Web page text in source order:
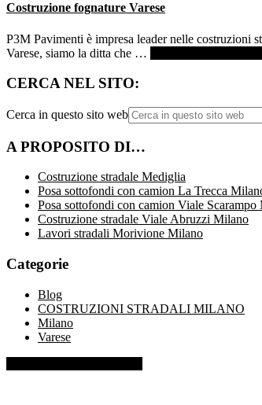
Costruzione fognature Varese
P3M Pavimenti è impresa leader nelle costruzioni
Varese, siamo la ditta che …
CERCA NEL SITO:
Cerca in questo sito web
A PROPOSITO DI…
Costruzione stradale Mediglia
Posa sottofondi con camion La Trecca
Posa sottofondi con camion Viale Scarampo
Costruzione stradale Viale Abruzzi Milano
Lavori stradali Morivione Milano
Categorie
Blog
COSTRUZIONI STRADALI MILANO
Milano
Varese